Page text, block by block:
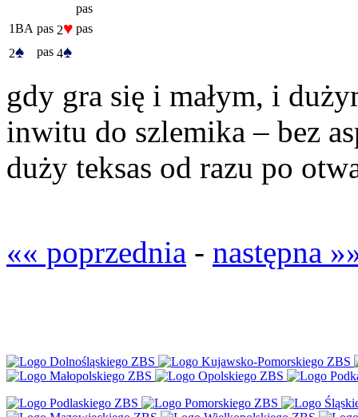
pas
1BA pas 2♥ pas
2♠ pas 4♠
gdy gra się i małym, i
inwitu do szlemika – bez
duży teksas od razu po
«« poprzednia - następna